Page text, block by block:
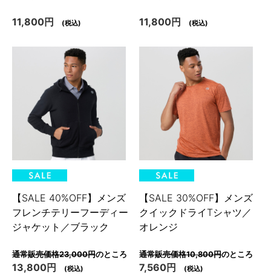
11,800円 (税込) 11,800円 (税込)
【SALE 40%OFF】メンズ
フレンチテリーフーディー
ジャケット／ブラック
通常販売価格23,000円のところ
13,800円 (税込)
【SALE 30%OFF】メンズ
クイックドライTシャツ／
オレンジ
通常販売価格10,800円のところ
7,560円 (税込)